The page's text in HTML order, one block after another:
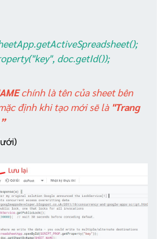
doc.getId());
chính là tên của sheet bên
định khi tạo mới sẽ là "Trang